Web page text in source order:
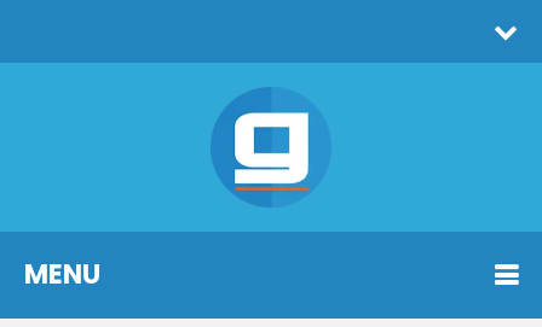
MENU